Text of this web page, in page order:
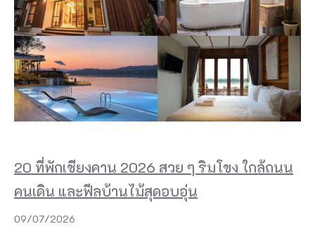
20 ที่พักเชียงคาน 2026 สวย ๆ ริมโขง ใกล้ถนน
คนเดิน และฟีลบ้านไม้สุดอบอุ่น
09/07/2026